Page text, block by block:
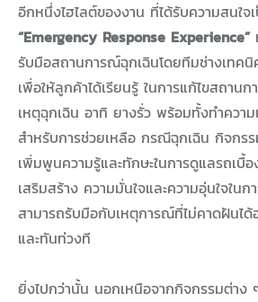
อีกหนึ่งไฮไลต์ของงาน ที่ได้รับความสนใ
“Emergency Response Experience”
รับมือสถานการณ์ฉุกเฉินโดยทีมช่างเทค
เพื่อให้ลูกค้าได้เรียนรู้ ในการแก้ไขสถาน
เหตุฉุกเฉิน อาทิ ยางรั่ว พร้อมทั้งทำความ
สำหรับการช่วยเหลือ กรณีฉุกเฉิน กิจกร
เพิ่มพูนความรู้และทักษะในการดูแลรถเบื้
เสริมสร้าง ความมั่นใจและความอุ่นใจในก
สามารถรับมือกับเหตุการณ์ที่ไม่คาดฝันได้
และทันท่วงที
ยิ่งไปกว่านั้น นอกเหนือจากกิจกรรมต่าง